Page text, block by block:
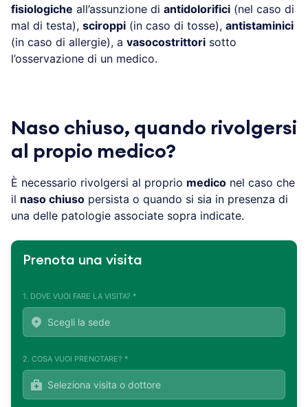
fisiologiche all’assunzione di antidolorifici (nel caso di
mal di testa), sciroppi (in caso di tosse), antistaminici
(in caso di allergie), a vasocostrittori sotto
l’osservazione di un medico.
Naso chiuso, quando rivolgersi
al propio medico?
È necessario rivolgersi al proprio medico nel caso che
il naso chiuso persista o quando si sia in presenza di
una delle patologie associate sopra indicate.
Prenota una visita
1. DOVE VUOI FARE LA VISITA? *
2. COSA VUOI PRENOTARE? *